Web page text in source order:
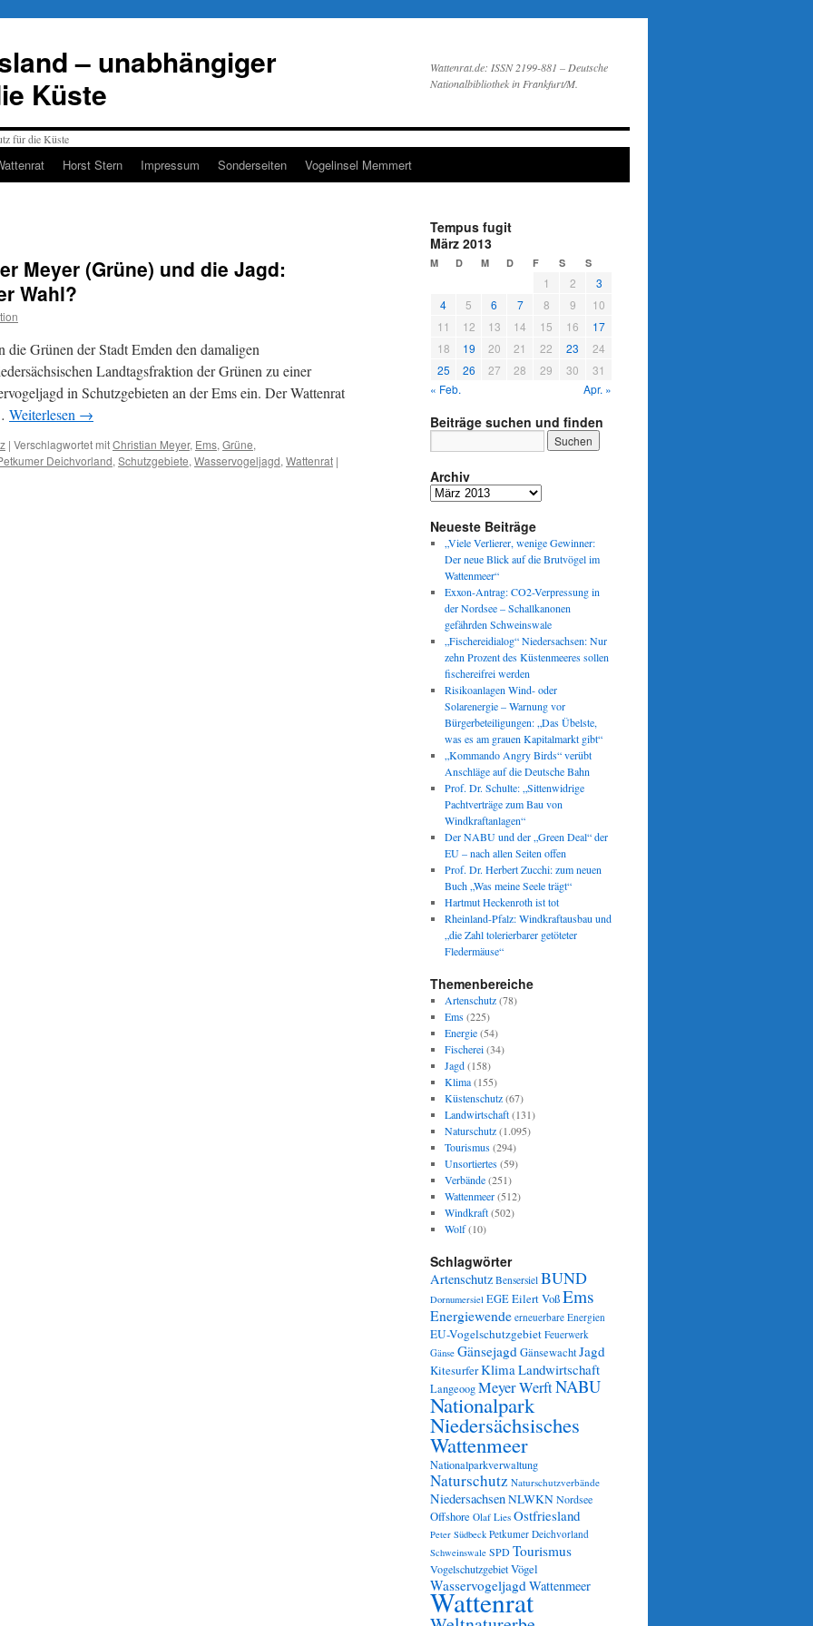
– unabhängiger
Küste
Wattenrat.de: ISSN 2199-881 – Deutsche
Nationalbibliothek in Frankfurt/M.
Horst Stern Impressum Sonderseiten Vogelinsel Memmert
Meyer (Grüne) und die Jagd:
Wahl?
die Grünen der Stadt Emden den damaligen
Landtagsfraktion der Grünen zu einer
in Schutzgebieten an der Ems ein. Der Wattenrat
Weiterlesen →
| Verschlagwortet mitChristian Meyer, Ems, Grüne,
Deichvorland, Schutzgebiete, Wasservogeljagd, Wattenrat |
Tempus fugit
März 2013
M D M D F S S
1 2
3
4
5 6 7 8 9
10
11
12 13 14 15 16
17
18
19 20 21 22 23
24
25
26 27 28 29 30
31
« Feb.
Apr. »
Beiträge suchen und finden
Archiv
Archiv
Neueste Beiträge
„Viele Verlierer, wenige Gewinner:
Der neue Blick auf die Brutvögel im
Wattenmeer“
Exxon-Antrag: CO2-Verpressung in
der Nordsee – Schallkanonen
gefährden Schweinswale
„Fischereidialog“ Niedersachsen: Nur
zehn Prozent des Küstenmeeres sollen
fischereifrei werden
Risikoanlagen Wind- oder
Solarenergie – Warnung vor
Bürgerbeteiligungen: „Das Übelste,
was es am grauen Kapitalmarkt gibt“
„Kommando Angry Birds“ verübt
Anschläge auf die Deutsche Bahn
Prof. Dr. Schulte: „Sittenwidrige
Pachtverträge zum Bau von
Windkraftanlagen“
Der NABU und der „Green Deal“ der
EU – nach allen Seiten offen
Prof. Dr. Herbert Zucchi: zum neuen
Buch „Was meine Seele trägt“
Hartmut Heckenroth ist tot
Rheinland-Pfalz: Windkraftausbau und
„die Zahl tolerierbarer getöteter
Fledermäuse“
Themenbereiche
Artenschutz(78)
Ems(225)
Energie(54)
Fischerei(34)
Jagd(158)
Klima(155)
Küstenschutz(67)
Landwirtschaft(131)
Naturschutz(1.095)
Tourismus(294)
Unsortiertes(59)
Verbände(251)
Wattenmeer(512)
Windkraft(502)
Wolf(10)
Schlagwörter
Artenschutz Bensersiel BUND
Dornumersiel EGEEilert VoßEms
Energiewende erneuerbare Energien
EU-Vogelschutzgebiet Feuerwerk
Gänse GänsejagdGänsewachtJagd
KitesurferKlimaLandwirtschaft
LangeoogMeyer WerftNABU
Nationalpark
Niedersächsisches
Wattenmeer
Nationalparkverwaltung
Naturschutz Naturschutzverbände
NiedersachsenNLWKNNordsee
Offshore Olaf Lies Ostfriesland
Peter Südbeck Petkumer Deichvorland
Schweinswale SPDTourismus
VogelschutzgebietVögel
WasservogeljagdWattenmeer
Wattenrat